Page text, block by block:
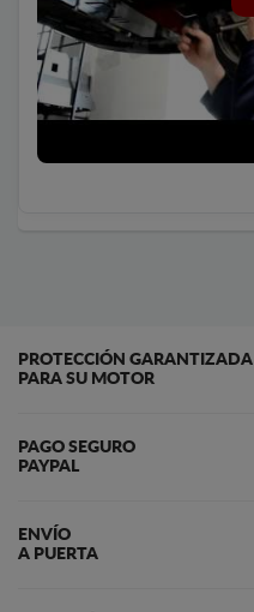
PROTECCIÓN GARANTIZADA
PARA SU MOTOR
PAGO SEGURO
PAYPAL
ENVÍO
A PUERTA